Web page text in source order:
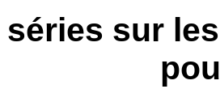
séries sur